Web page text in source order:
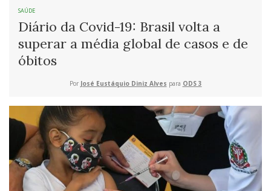
SAÚDE
Diário da Covid-19: Brasil volta a
superar a média global de casos e de
óbitos
Por José Eustáquio Diniz Alves para ODS 3